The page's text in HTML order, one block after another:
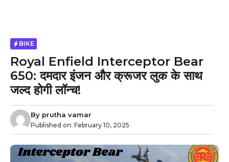
BIKE
Royal Enfield Interceptor Bear
650: दमदार इंजन और क्रूजर लुक के साथ
जल्द होगी लॉन्च!
By prutha vamar
Published on: February 10, 2025